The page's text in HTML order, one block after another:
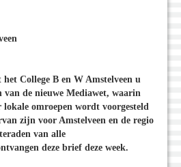
College B en W Amstelveen u
van de nieuwe Mediawet, waarin
lokale omroepen wordt voorgesteld
zijn voor Amstelveen en de regio
van alle
deze brief deze week.